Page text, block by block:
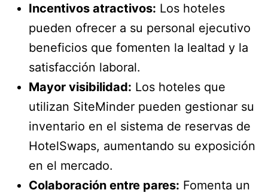
Incentivos atractivos: Los hoteles
pueden ofrecer a su personal ejecutivo
beneficios que fomenten la lealtad y la
satisfacción laboral.
Mayor visibilidad: Los hoteles que
utilizan SiteMinder pueden gestionar su
inventario en el sistema de reservas de
HotelSwaps, aumentando su exposición
en el mercado.
Colaboración entre pares: Fomenta un